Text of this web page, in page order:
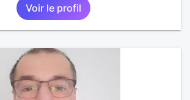
Voir le profil